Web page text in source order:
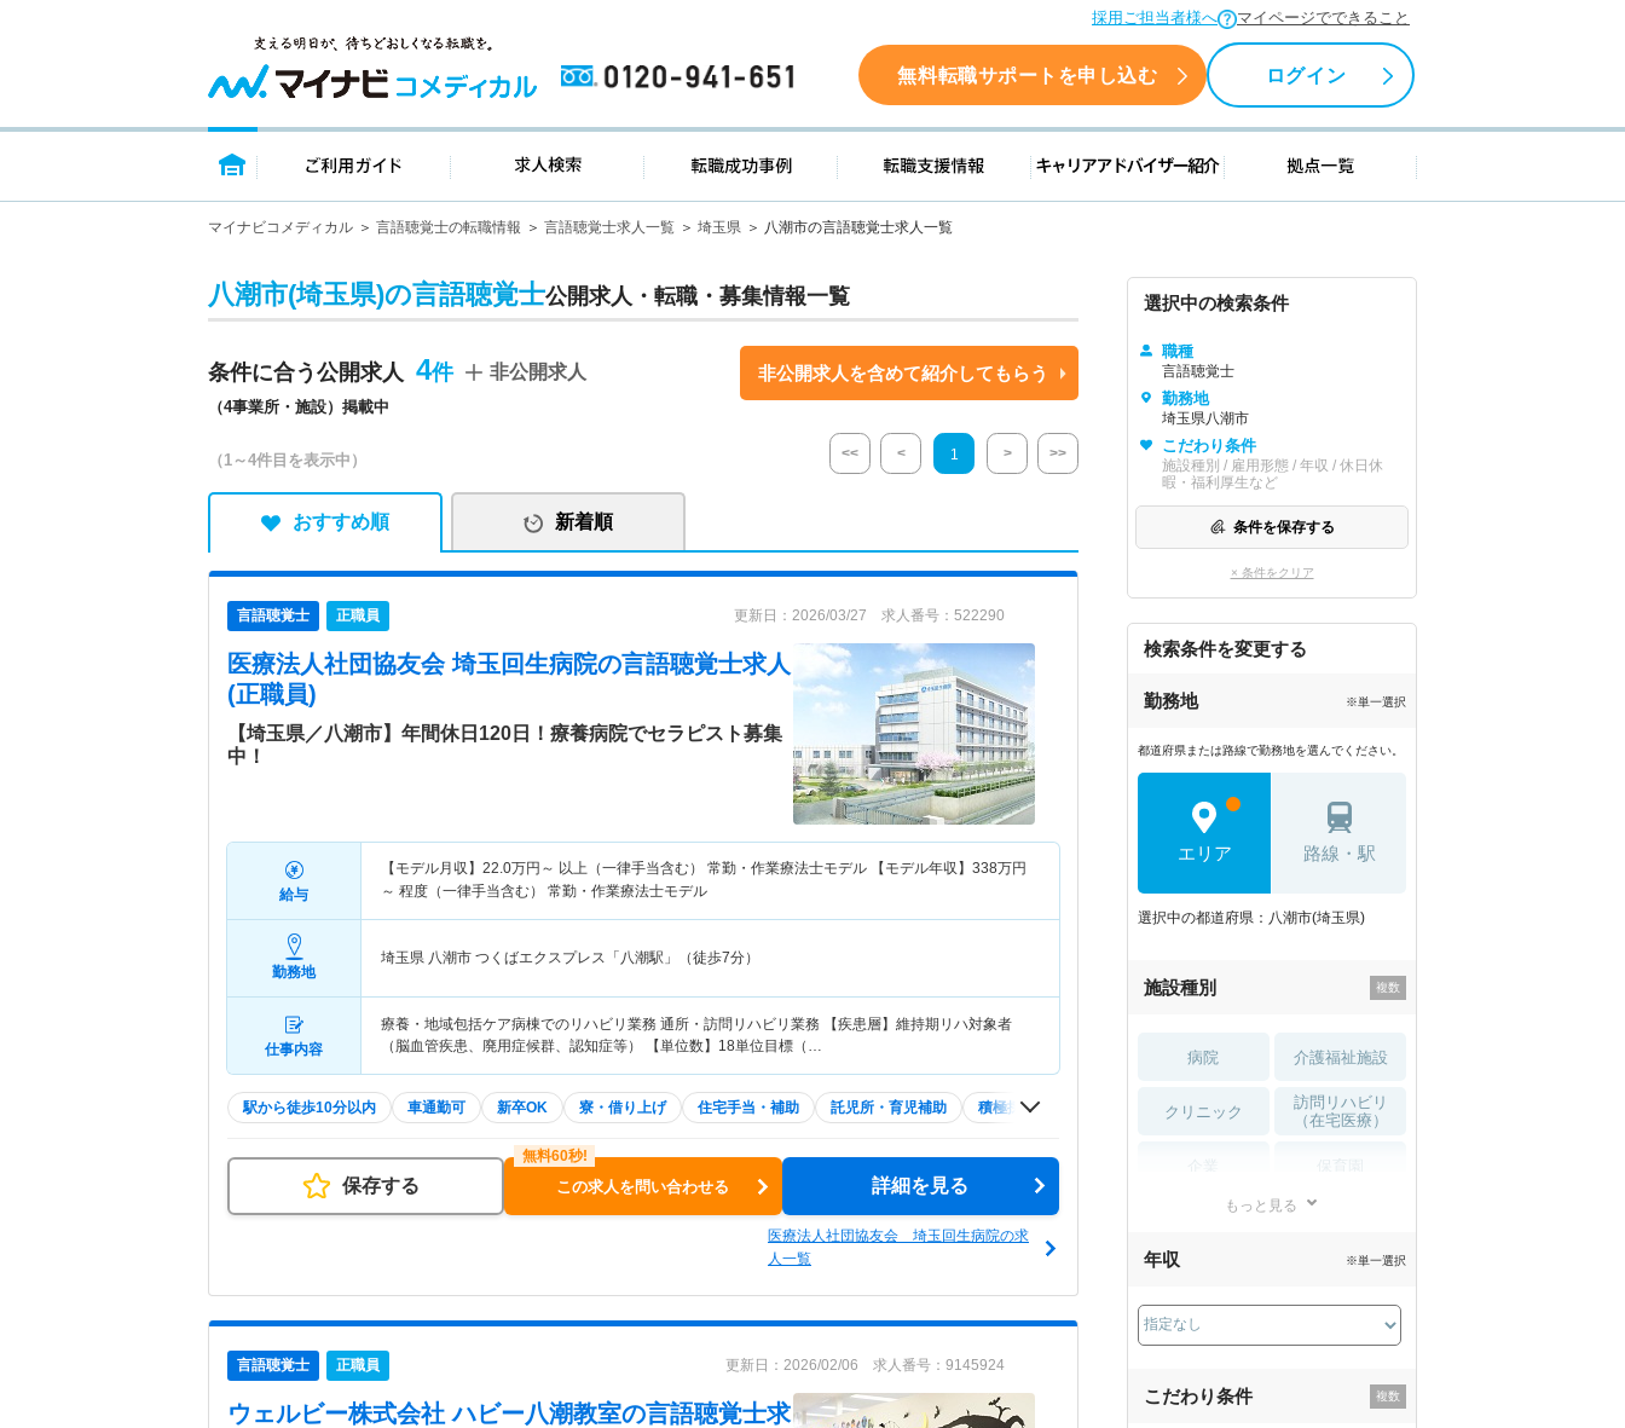
採用ご担当者様へ マイページでできること
0120-941-651 無料転職サポートを申し込む ログイン
トップページ ご利用ガイド 求人検索 転職成功事例 転職支援情報 キャリアアドバイザー紹介 拠点一覧
マイナビコメディカル 言語聴覚士の転職情報 言語聴覚士求人一覧 埼玉県 八潮市の言語聴覚士求人一覧
八潮市(埼玉県)の言語聴覚士公開求人・転職・募集情報一覧
条件に合う公開求人 4
（4事業所・施設）掲載中
非公開求人 非公開求人を含めて紹介してもらう
（1～4件目を表示中） << < 1 > >>
おすすめ順 新着順
言語聴覚士 正職員 更新日：2026/03/27 求人番号：522290
医療法人社団協友会 埼玉回生病院の言語聴覚士求人
(正職員)
【埼玉県／八潮市】年間休日120日！療養病院でセラピスト募集
中！
給与
【モデル月収】 22.0万円～ 以上（一律手当含む） 常勤・作業療法士モデル 【モデル年収】 338万円
～ 程度（一律手当含む） 常勤・作業療法士モデル
勤務地
埼玉県 八潮市 つくばエクスプレス「八潮駅」（徒歩7分）
仕事内容
療養・地域包括ケア病棟でのリハビリ業務 通所・訪問リハビリ業務 【疾患層】維持期リハ対象者
（脳血管疾患、廃用症候群、認知症等） 【単位数】18単位目標（…
駅から徒歩10分以内 車通勤可 新卒OK 寮・借り上げ 住宅手当・補助 託児所・育児補助 積極採用中
保存する この求人を問い合わせる 詳細を見る
医療法人社団協友会 埼玉回生病院の求
人一覧
言語聴覚士 正職員 更新日：2026/02/06 求人番号：9145924
ウェルビー株式会社 ハビー八潮教室の言語聴覚士求
選択中の検索条件
職種
言語聴覚士
勤務地
埼玉県八潮市
こだわり条件
施設種別 / 雇用形態 / 年収 / 休日休
暇・福利厚生など
条件を保存する
× 条件をクリア
検索条件を変更する
勤務地 ※単一選択
都道府県または路線で勤務地を選んでください。
エリア 路線・駅
選択中の都道府県：八潮市(埼玉県)
施設種別
病院 介護福祉施設
クリニック
訪問リハビリ
（在宅医療）
薬局・
もっと見る
年収 ※単一選択
こだわり条件